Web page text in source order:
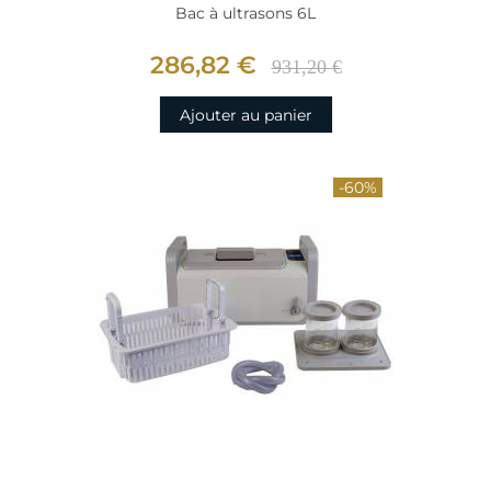
Bac à ultrasons 6L
286,82 € 931,20 €
Ajouter au panier
-60%